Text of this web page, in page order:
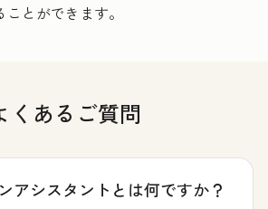
とができます。
くあるご質問
アシスタントとは何ですか？